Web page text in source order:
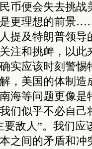
币便会失去挑战
是更理想的前景
及特朗普领导
注和挑衅，以此
实应该时刻警惕
，美国的体制造
海等问题更像是
们似乎不必自
敌人”。我们应
之间的矛盾和冲